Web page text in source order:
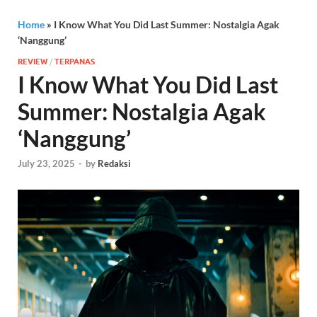
Home » I Know What You Did Last Summer: Nostalgia Agak
‘Nanggung’
REVIEW / TERPANAS
I Know What You Did Last
Summer: Nostalgia Agak
‘Nanggung’
July 23, 2025 - by Redaksi